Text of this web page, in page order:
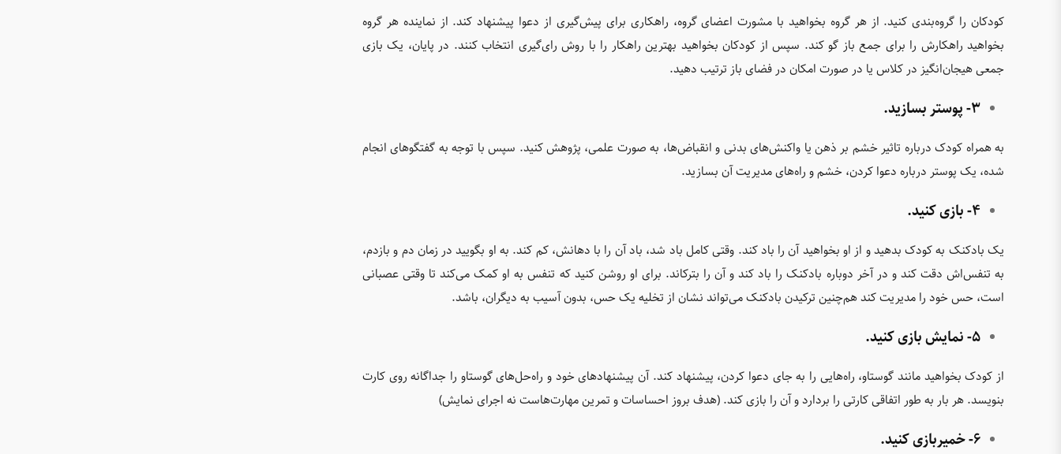
کودکان را گروه‌بندی کنید. از هر گروه بخواهید با مشورت اعضای گروه، راهکاری برای پیش‌گیری از دعوا پیشنهاد کند. از نماینده هر گروه
بخواهید راهکارش را برای جمع باز گو کند. سپس از کودکان بخواهید بهترین راهکار را با روش رای‌گیری انتخاب کنند. در پایان، یک بازی
جمعی هیجان‌انگیز در کلاس یا در صورت امکان در فضای باز ترتیب دهید.
3- پوستر بسازید.
به همراه کودک درباره تاثیر خشم بر ذهن یا واکنش‌های بدنی و انقباض‌ها، به صورت علمی، پژوهش کنید. سپس با توجه به گفتگو‌های انجام
شده، یک پوستر درباره دعوا کردن، خشم و راه‌های مدیریت آن بسازید.
4- بازی کنید.
یک بادکنک به کودک بدهید و از او بخواهید آن‌ را باد کند. وقتی کامل باد شد، باد آن را با دهانش، کم کند. به او بگویید در زمان دم و بازدم،
به تنفس‌اش دقت کند و در آخر دوباره بادکنک را باد کند و آن را بترکاند. برای او روشن کنید که تنفس به او کمک می‌کند تا وقتی عصبانی
است، حس خود را مدیریت کند هم‌چنین ترکیدن بادکنک می‌تواند نشان از تخلیه یک حس، بدون آسیب به دیگران، باشد.
5- نمایش بازی کنید.
از کودک بخواهید مانند گوستاو، راه‌هایی را به جای دعوا کردن، پیشنهاد کند. آن پیشنهادهای خود و راه‌حل‌های گوستاو را جداگانه روی کارت
بنویسد. هر بار به طور اتفاقی کارتی را بردارد و آن را بازی کند. (هدف بروز احساسات و تمرین مهارت‌هاست نه اجرای نمایش)
6- خمیربازی کنید.